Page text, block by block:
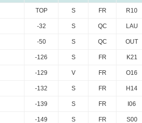
TOP S FR R10
-32 S QC LAU
-50 S QC OUT
-126 S FR K21
-129 V FR O16
-132 S FR H14
-139 S FR I06
-149 S FR S00